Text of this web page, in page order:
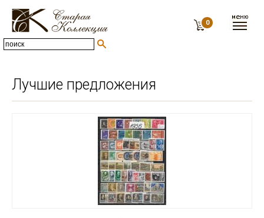
0
Лучшие предложения